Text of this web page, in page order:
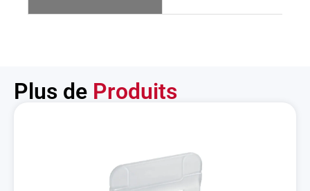
Plus de Produits